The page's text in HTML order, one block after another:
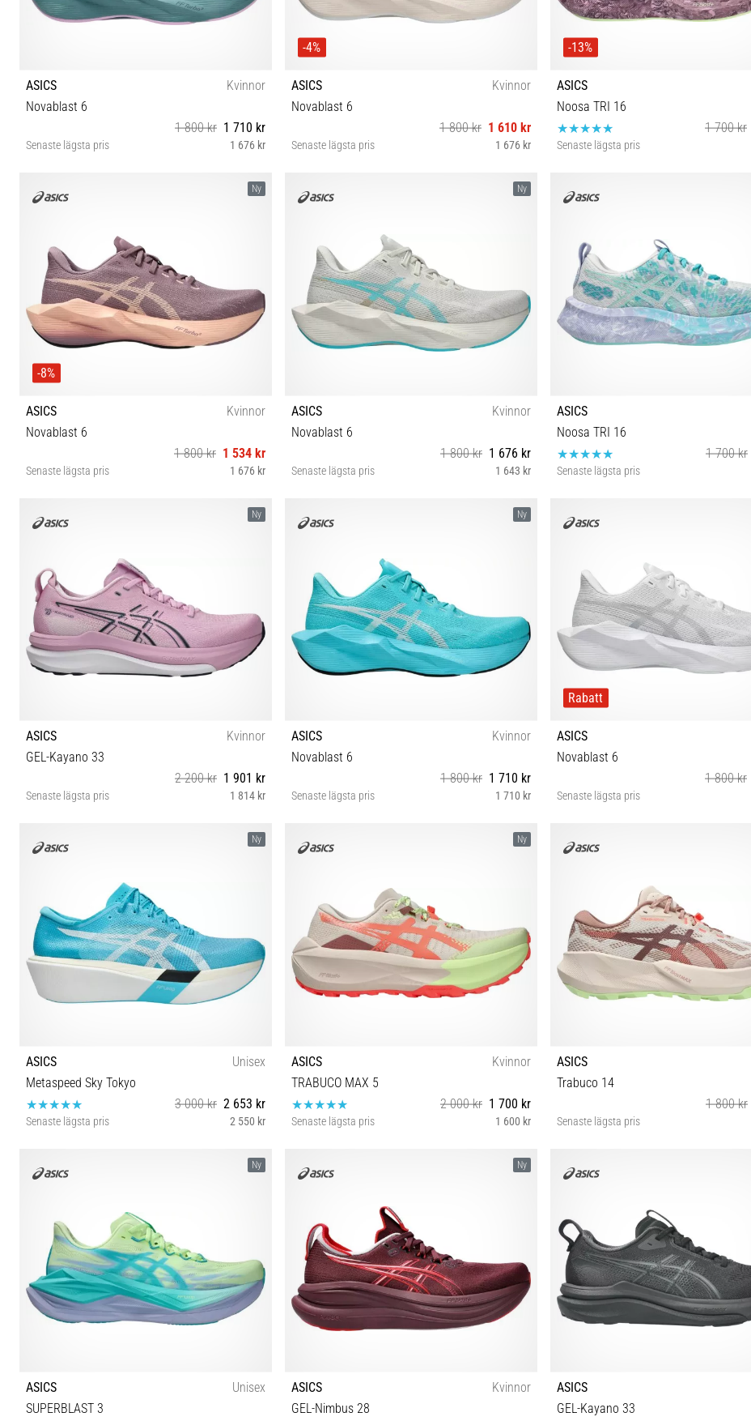
ASICS
Kvinnor
Novablast 6
1 800 kr 1 710 kr
Senaste lägsta pris 1 676 kr
36 37 37½ 38 39 39½ 40 40½ 41½ 42 42½ 43½
-4%
ASICS
Kvinnor
Novablast 6
1 800 kr 1 610 kr
Senaste lägsta pris 1 676 kr
36 37 37½ 38 39 39½ 40 40½ 41½ 42 42½ 43½
-13%
ASICS
Noosa TRI 16
1 700 kr
Senaste lägsta pris
Ny
-8%
ASICS
Kvinnor
Novablast 6
1 800 kr 1 534 kr
Senaste lägsta pris 1 676 kr
36 37 37½ 38 39 39½ 40 40½ 41½ 42 42½ 43½
Ny
ASICS
Kvinnor
Novablast 6
1 800 kr 1 676 kr
Senaste lägsta pris 1 643 kr
36 37 37½ 38 39 39½ 40 40½ 41½ 42 42½ 43½
ASICS
Noosa TRI 16
1 700 kr
Senaste lägsta pris
Ny
ASICS
Kvinnor
GEL-Kayano 33
2 200 kr 1 901 kr
Senaste lägsta pris 1 814 kr
Ny
ASICS
Kvinnor
Novablast 6
1 800 kr 1 710 kr
Senaste lägsta pris 1 710 kr
Rabatt
ASICS
Novablast 6
1 800 kr
Senaste lägsta pris
36 37 37½ 38 39 39½ 40 40½ 41½ 42
Ny
ASICS
Unisex
Metaspeed Sky Tokyo
3 000 kr 2 653 kr
Senaste lägsta pris 2 550 kr
37 37½ 38 39 39½ 40 40½ 41½ 42 42½ 43½ 44 44½
Ny
ASICS
Kvinnor
TRABUCO MAX 5
2 000 kr 1 700 kr
Senaste lägsta pris 1 600 kr
ASICS
Trabuco 14
1 800 kr
Senaste lägsta pris
Ny
ASICS
Unisex
SUPERBLAST 3
Ny
ASICS
Kvinnor
GEL-Nimbus 28
ASICS
GEL-Kayano 33